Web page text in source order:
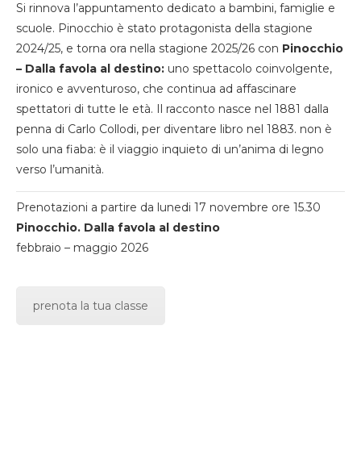
Si rinnova l’appuntamento dedicato a bambini, famiglie e
scuole. Pinocchio è stato protagonista della stagione
2024/25, e torna ora nella stagione 2025/26 con Pinocchio
– Dalla favola al destino: uno spettacolo coinvolgente,
ironico e avventuroso, che continua ad affascinare
spettatori di tutte le età. Il racconto nasce nel 1881 dalla
penna di Carlo Collodi, per diventare libro nel 1883. non è
solo una fiaba: è il viaggio inquieto di un’anima di legno
verso l’umanità.
Prenotazioni a partire da lunedi 17 novembre ore 15.30
Pinocchio. Dalla favola al destino
febbraio – maggio 2026
prenota la tua classe